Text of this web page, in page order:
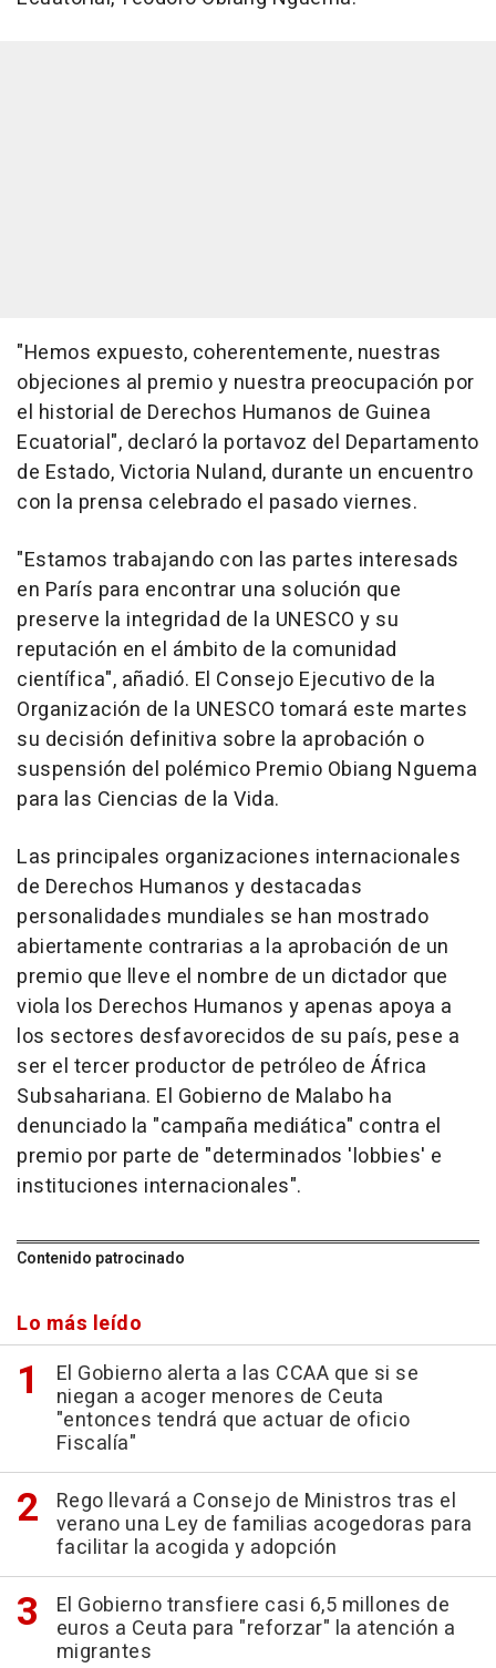
"Hemos expuesto, coherentemente, nuestras
objeciones al premio y nuestra preocupación por
el historial de Derechos Humanos de Guinea
Ecuatorial", declaró la portavoz del Departamento
de Estado, Victoria Nuland, durante un encuentro
con la prensa celebrado el pasado viernes.
"Estamos trabajando con las partes interesads
en París para encontrar una solución que
preserve la integridad de la UNESCO y su
reputación en el ámbito de la comunidad
científica", añadió. El Consejo Ejecutivo de la
Organización de la UNESCO tomará este martes
su decisión definitiva sobre la aprobación o
suspensión del polémico Premio Obiang Nguema
para las Ciencias de la Vida.
Las principales organizaciones internacionales
de Derechos Humanos y destacadas
personalidades mundiales se han mostrado
abiertamente contrarias a la aprobación de un
premio que lleve el nombre de un dictador que
viola los Derechos Humanos y apenas apoya a
los sectores desfavorecidos de su país, pese a
ser el tercer productor de petróleo de África
Subsahariana. El Gobierno de Malabo ha
denunciado la "campaña mediática" contra el
premio por parte de "determinados 'lobbies' e
instituciones internacionales".
Contenido patrocinado
Lo más leído
El Gobierno alerta a las CCAA que si se
niegan a acoger menores de Ceuta
"entonces tendrá que actuar de oficio
Fiscalía"
Rego llevará a Consejo de Ministros tras el
verano una Ley de familias acogedoras para
facilitar la acogida y adopción
El Gobierno transfiere casi 6,5 millones de
euros a Ceuta para "reforzar" la atención a
migrantes